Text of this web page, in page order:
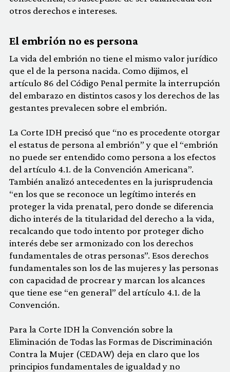
otros derechos e intereses.
El embrión no es persona
La vida del embrión no tiene el mismo valor jurídico
que el de la persona nacida. Como dijimos, el
artículo 86 del Código Penal permite la interrupción
del embarazo en distintos casos y los derechos de las
gestantes prevalecen sobre el embrión.
La Corte IDH precisó que “no es procedente otorgar
el estatus de persona al embrión” y que el “embrión
no puede ser entendido como persona a los efectos
del artículo 4.1. de la Convención Americana”.
También analizó antecedentes en la jurisprudencia
“en los que se reconoce un legítimo interés en
proteger la vida prenatal, pero donde se diferencia
dicho interés de la titularidad del derecho a la vida,
recalcando que todo intento por proteger dicho
interés debe ser armonizado con los derechos
fundamentales de otras personas”. Esos derechos
fundamentales son los de las mujeres y las personas
con capacidad de procrear y marcan los alcances
que tiene ese “en general” del artículo 4.1. de la
Convención.
Para la Corte IDH la Convención sobre la
Eliminación de Todas las Formas de Discriminación
Contra la Mujer (CEDAW) deja en claro que los
principios fundamentales de igualdad y no